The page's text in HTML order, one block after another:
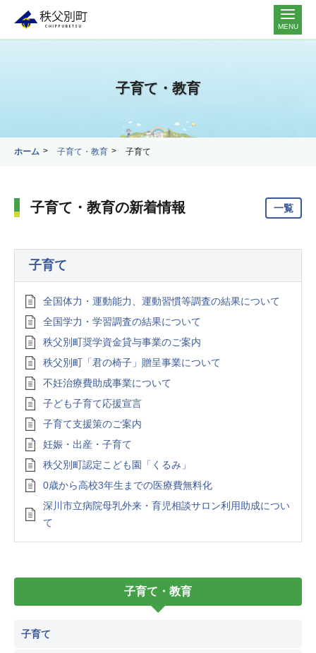
MENU
子育て・教育
ホーム 子育て・教育 子育て
子育て・教育の新着情報 一覧
子育て
全国体力・運動能力、運動習慣等調査の結果について
全国学力・学習調査の結果について
秩父別町奨学資金貸与事業のご案内
秩父別町「君の椅子」贈呈事業について
不妊治療費助成事業について
子ども子育て応援宣言
子育て支援策のご案内
妊娠・出産・子育て
秩父別町認定こども園「くるみ」
0歳から高校3年生までの医療費無料化
深川市立病院母乳外来・育児相談サロン利用助成につい
て
子育て・教育
子育て